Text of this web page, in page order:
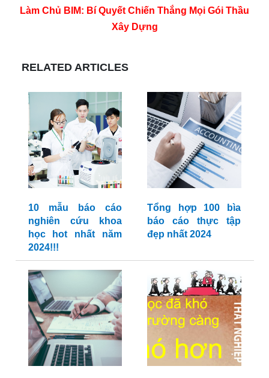
Làm Chủ BIM: Bí Quyết Chiến Thắng Mọi Gói Thầu
Xây Dựng
RELATED ARTICLES
10 mẫu báo cáo
nghiên cứu khoa
học hot nhất năm
2024!!!
Tổng hợp 100 bìa
báo cáo thực tập
đẹp nhất 2024